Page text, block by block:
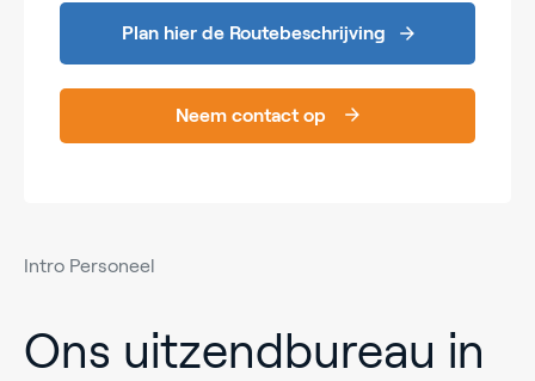
Intro Personeel
Ons uitzendbureau in
Plan hier de Routebeschrijving
Neem contact op